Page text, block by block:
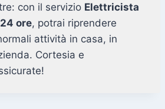
con il servizio Elettricista
ore, potrai riprendere
attività in casa, in
Cortesia e